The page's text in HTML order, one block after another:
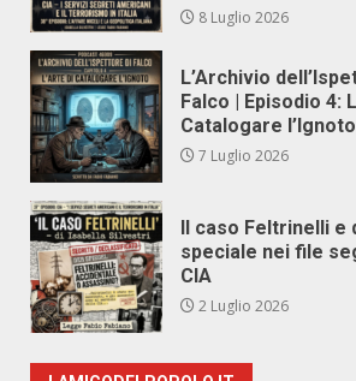
8 Luglio 2026
L’Archivio
Falco | Episodio 4:
Catalogare l’Ignoto
7 Luglio 2026
Il caso Feltrinelli e
speciale nei file
CIA
2 Luglio 2026